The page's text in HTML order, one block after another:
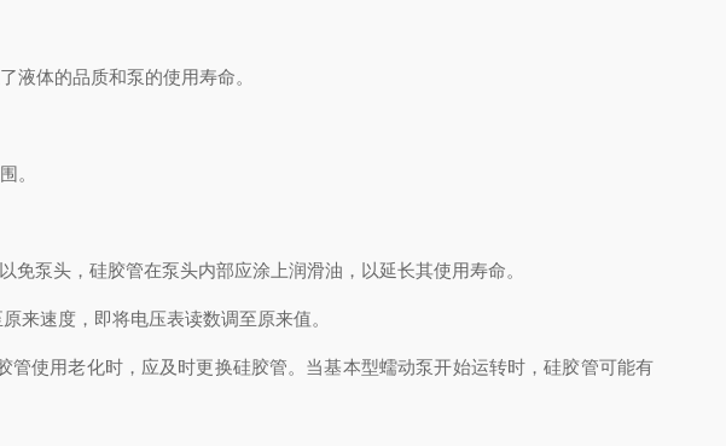
体的品质和泵的使用寿命。
。
泵头，硅胶管在泵头内部应涂上润滑油，以延长其使用寿命。
速度，即将电压表读数调至原来值。
使用老化时，应及时更换硅胶管。当基本型蠕动泵开始运转时，硅胶管可能有